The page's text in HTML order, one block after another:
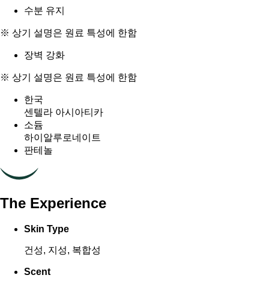
수분 유지
※ 상기 설명은 원료 특성에 한함
장벽 강화
※ 상기 설명은 원료 특성에 한함
한국
센텔라 아시아티카
소듐
하이알루로네이트
판테놀
The Experience
Skin Type
건성, 지성, 복합성
Scent